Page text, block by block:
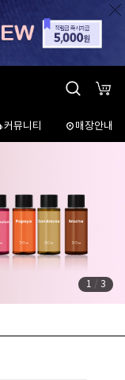
커뮤니티 매장안내
1 / 3